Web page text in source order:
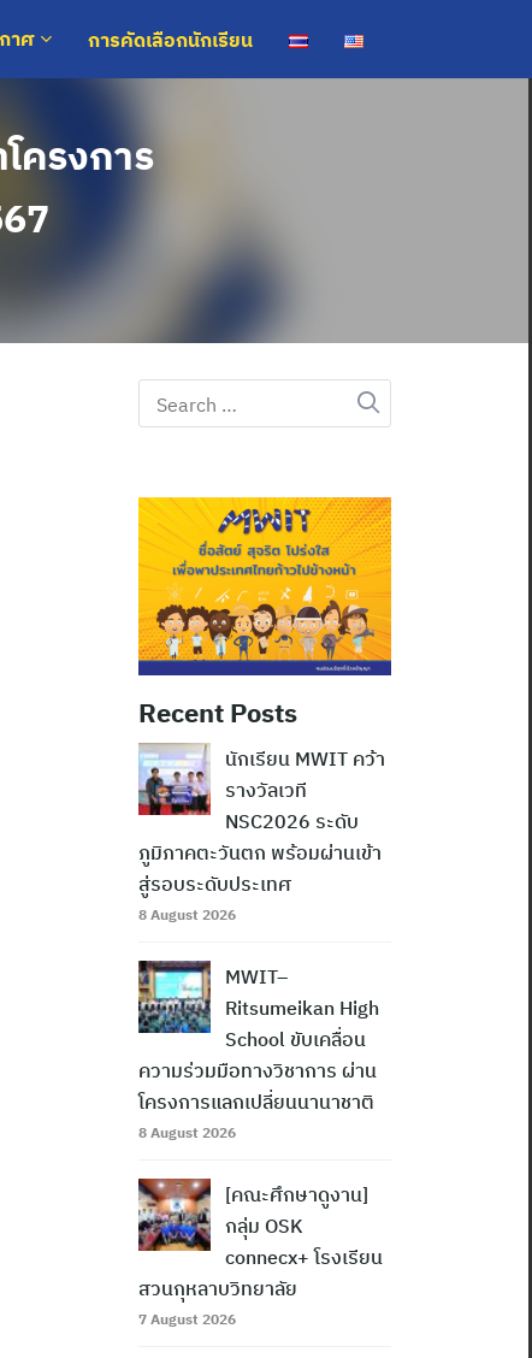
าศ การคัดเลือกนักเรียน
ครงการ
Search
for:
Recent Posts
นักเรียน MWIT คว้า
รางวัลเวที
NSC2026 ระดับ
ภูมิภาคตะวันตก พร้อมผ่านเข้า
สู่รอบระดับประเทศ
8 August 2026
MWIT–
Ritsumeikan High
School ขับเคลื่อน
ความร่วมมือทางวิชาการ ผ่าน
โครงการแลกเปลี่ยนนานาชาติ
8 August 2026
[คณะศึกษาดูงาน]
กลุ่ม OSK
connecx+ โรงเรียน
สวนกุหลาบวิทยาลัย
7 August 2026